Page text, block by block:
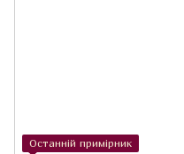
Останній примірник